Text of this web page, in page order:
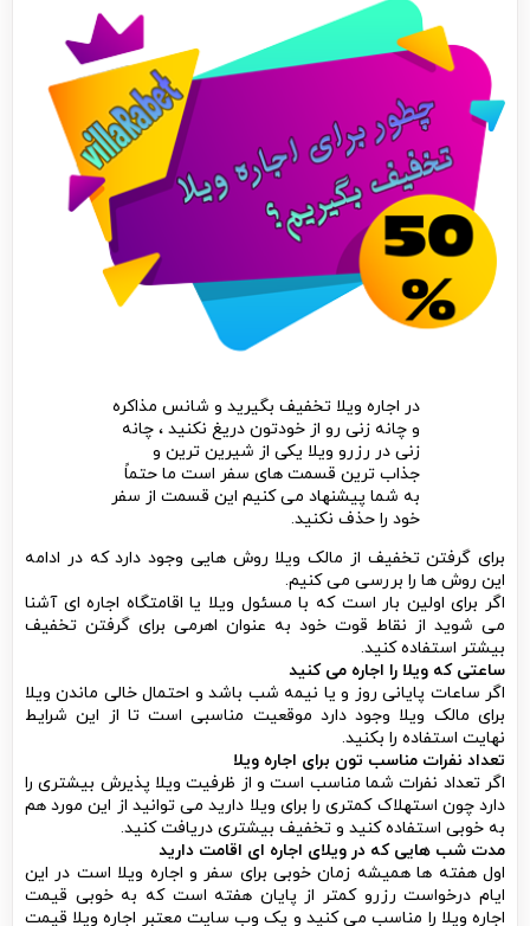
در اجاره ویلا تخفیف بگیرید و شانس مذاکره
و چانه زنی رو از خودتون دریغ نکنید ، چانه
زنی در رزرو ویلا یکی از شیرین ترین و
جذاب ترین قسمت های سفر است ما حتماً
به شما پیشنهاد می کنیم این قسمت از سفر
خود را حذف نکنید.
برای گرفتن تخفیف از مالک ویلا روش هایی وجود دارد که در ادامه
این روش ها را بررسی می کنیم.
اگر برای اولین بار است که با مسئول ویلا یا اقامتگاه اجاره ای آشنا
می شوید از نقاط قوت خود به عنوان اهرمی برای گرفتن تخفیف
بیشتر استفاده کنید.
ساعتی که ویلا را اجاره می کنید
اگر ساعات پایانی روز و یا نیمه شب باشد و احتمال خالی ماندن ویلا
برای مالک ویلا وجود دارد موقعیت مناسبی است تا از این شرایط
نهایت استفاده را بکنید.
تعداد نفرات مناسب تون برای اجاره ویلا
اگر تعداد نفرات شما مناسب است و از ظرفیت ویلا پذیرش بیشتری را
دارد چون استهلاک کمتری را برای ویلا دارید می توانید از این مورد هم
به خوبی استفاده کنید و تخفیف بیشتری دریافت کنید.
مدت شب هایی که در ویلای اجاره ای اقامت دارید
اول هفته ها همیشه زمان خوبی برای سفر و اجاره ویلا است در این
ایام درخواست رزرو کمتر از پایان هفته است که به خوبی قیمت
اجاره ویلا را مناسب می کنید و یک وب سایت معتبر اجاره ویلا قیمت